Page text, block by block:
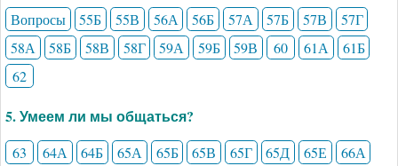
Вопросы 55Б 55В 56А 56Б 57А 57Б 57В
57Г
58А
58Б 58В 58Г 59А 59Б 59В 60 61А
61Б
62
5. Умеем ли мы общаться?
63 64А 64Б 65А 65Б 65В 65Г 65Д 65Е
66А